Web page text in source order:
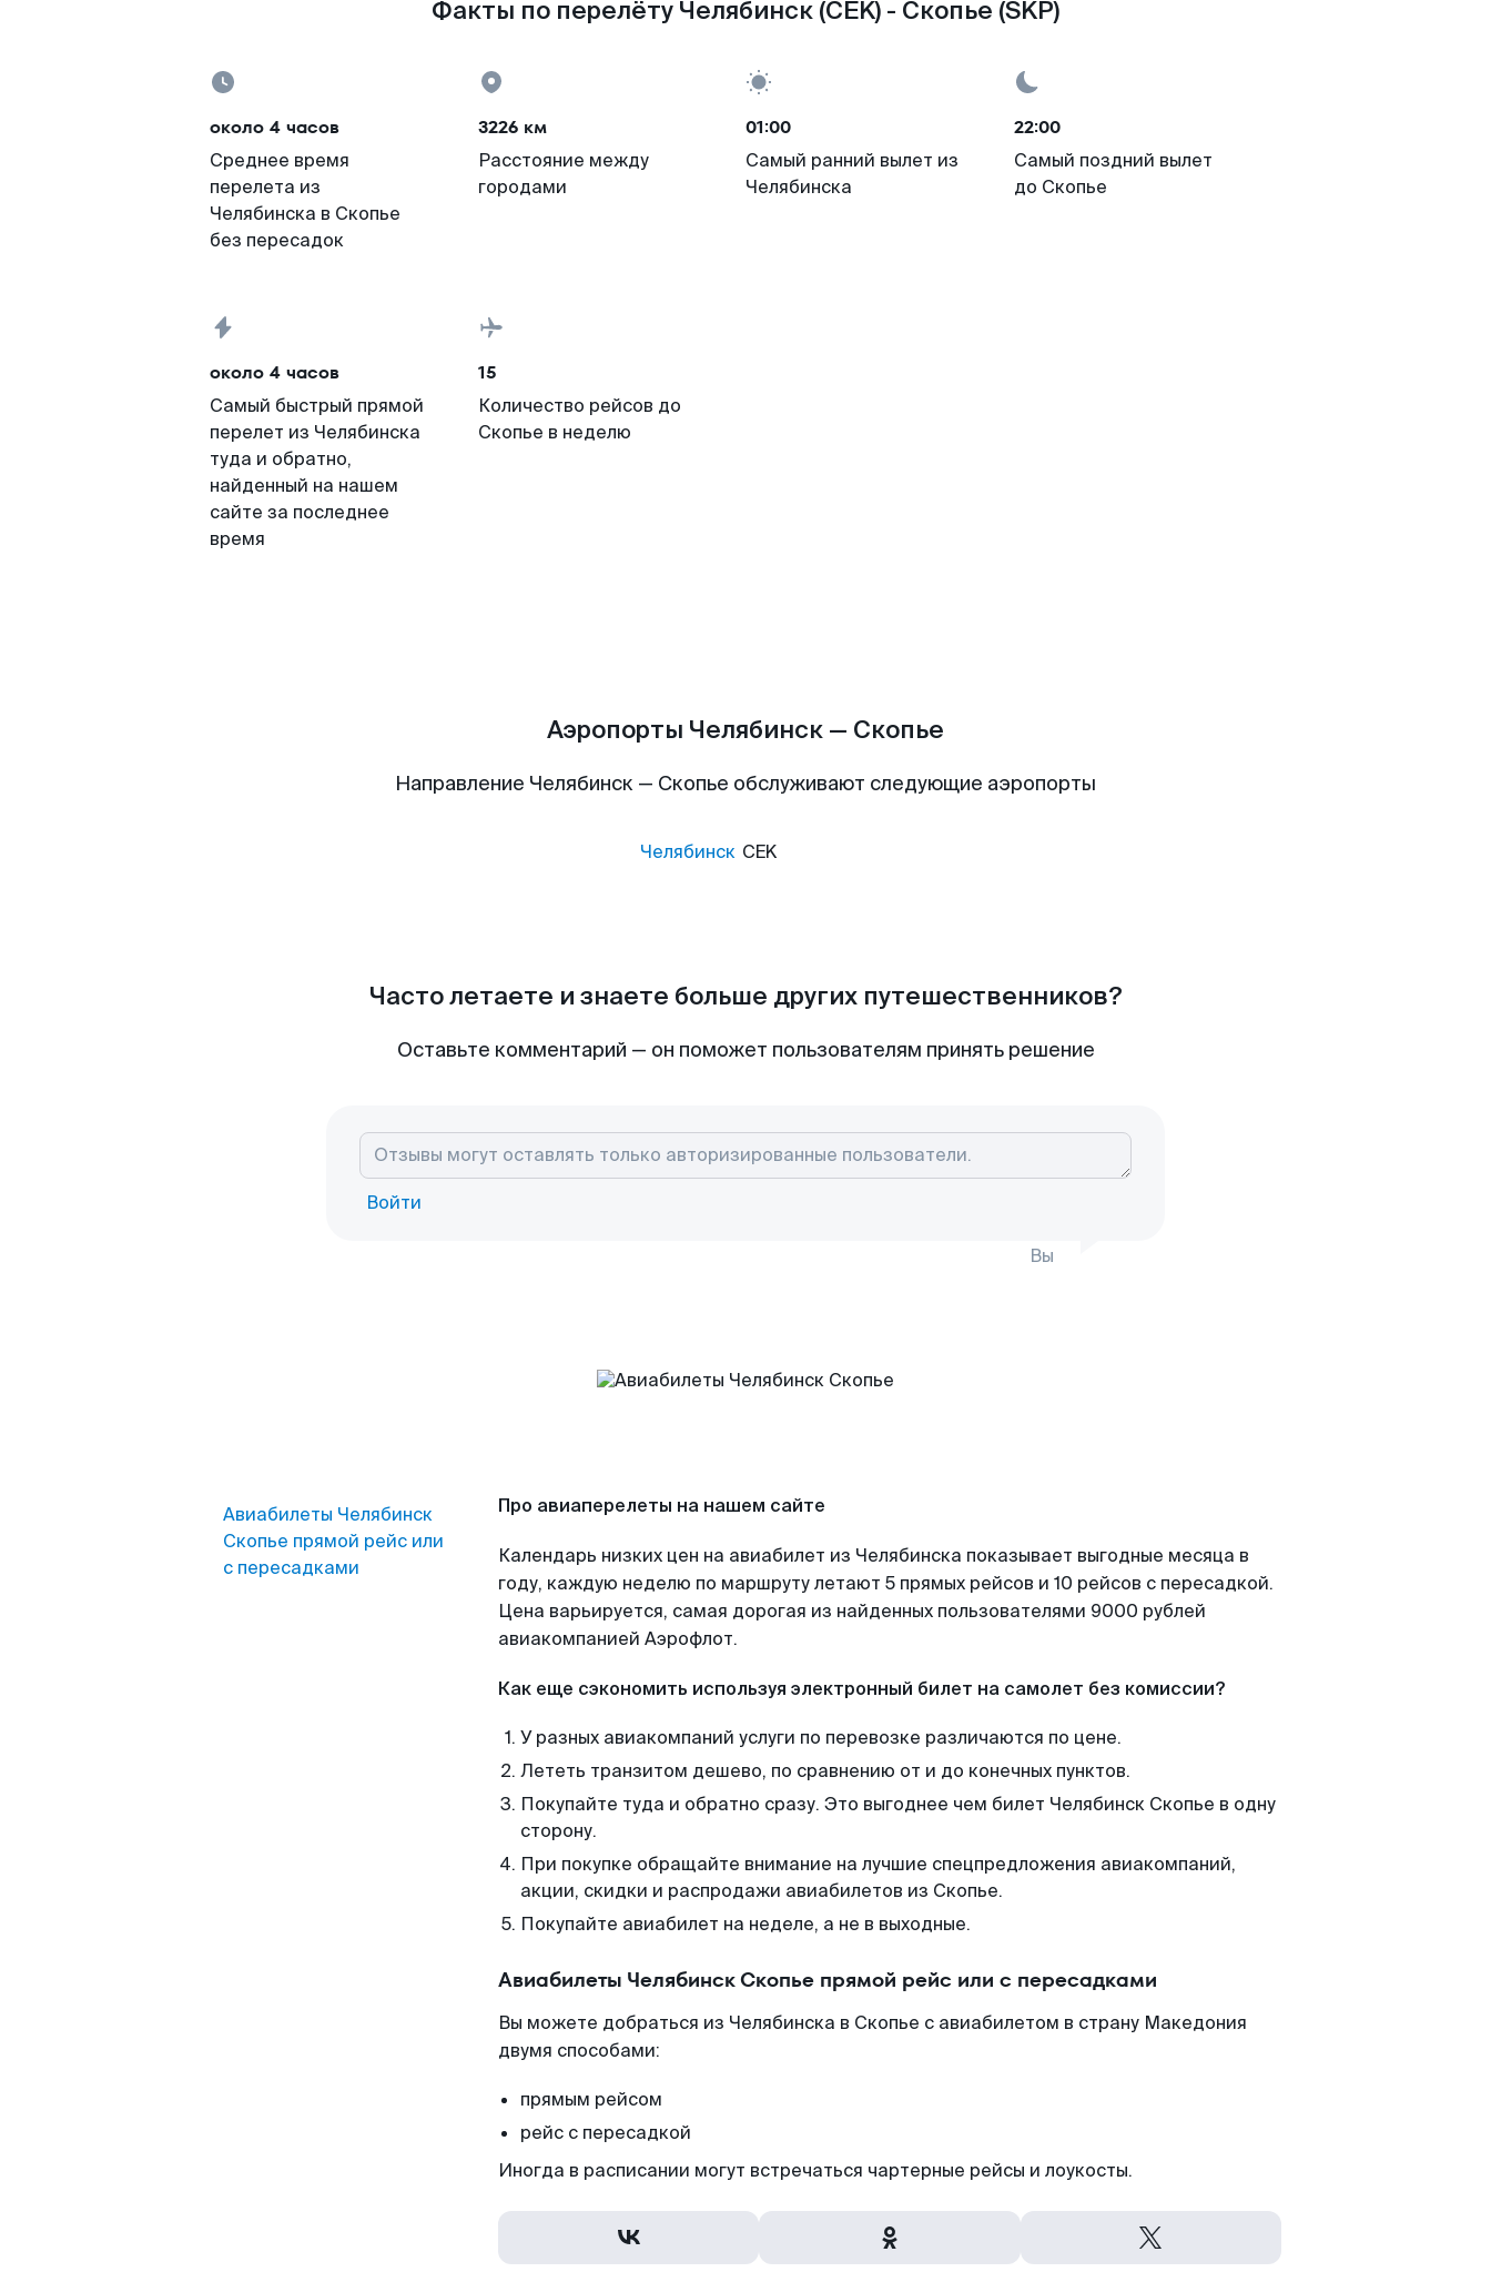
Факты по перелёту Челябинск (CEK) - Скопье (SKP)
около 4 часов
Среднее время
перелета из
Челябинска в Скопье
без пересадок
3226 км
Расстояние между
городами
01:00
Самый ранний вылет из
Челябинска
22:00
Самый поздний вылет
до Скопье
около 4 часов
Самый быстрый прямой
перелет из Челябинска
туда и обратно,
найденный на нашем
сайте за последнее
время
15
Количество рейсов до
Скопье в неделю
Аэропорты Челябинск — Скопье
Направление Челябинск — Скопье обслуживают следующие аэропорты
Челябинск CEK
Часто летаете и знаете больше других путешественников?
Оставьте комментарий — он поможет пользователям принять решение
Войти
Вы
Авиабилеты Челябинск
Скопье прямой рейс или
с пересадками
Про авиаперелеты на нашем сайте
Календарь низких цен на авиабилет из Челябинска показывает выгодные месяца в
году, каждую неделю по маршруту летают 5 прямых рейсов и 10 рейсов с пересадкой.
Цена варьируется, самая дорогая из найденных пользователями 9000 рублей
авиакомпанией Аэрофлот.
Как еще сэкономить используя электронный билет на самолет без комиссии?
У разных авиакомпаний услуги по перевозке различаются по цене.
Лететь транзитом дешево, по сравнению от и до конечных пунктов.
Покупайте туда и обратно сразу. Это выгоднее чем билет Челябинск Скопье в одну
сторону.
При покупке обращайте внимание на лучшие спецпредложения авиакомпаний,
акции, скидки и распродажи авиабилетов из Скопье.
Покупайте авиабилет на неделе, а не в выходные.
Авиабилеты Челябинск Скопье прямой рейс или с пересадками
Вы можете добраться из Челябинска в Скопье с авиабилетом в страну Македония
двумя способами:
прямым рейсом
рейс с пересадкой
Иногда в расписании могут встречаться чартерные рейсы и лоукосты.